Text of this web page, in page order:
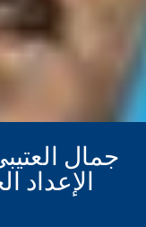
جمال
الإعداد